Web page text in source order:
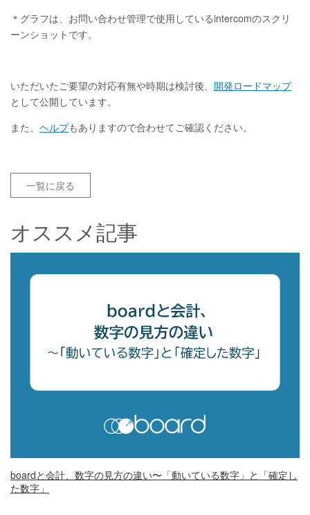
＊グラフは、お問い合わせ管理で使用しているintercomのスクリ
ーンショットです。
いただいたご要望の対応有無や時期は検討後、 開発ロードマップ
として公開しています。
また、 ヘルプもありますので合わせてご確認ください。
一覧に戻る
オススメ記事
boardと会計、数字の見方の違い〜「動いている数字」と「確定し
た数字」